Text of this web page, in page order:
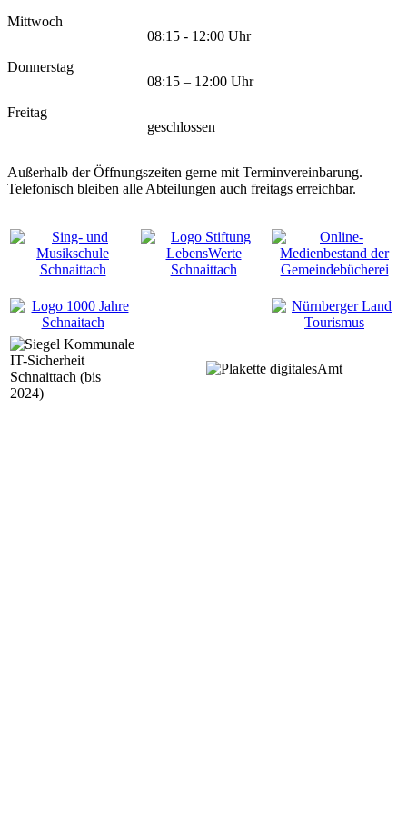
Mittwoch
08:15 - 12:00 Uhr
Donnerstag
08:15 – 12:00 Uhr
Freitag
geschlossen
Außerhalb der Öffnungszeiten gerne mit Terminvereinbarung.
Telefonisch bleiben alle Abteilungen auch freitags erreichbar.